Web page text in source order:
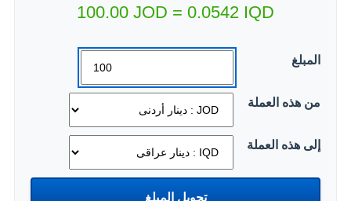
100.00 JOD = 0.0542 IQD
المبلغ
من هذه العملة
إلى هذه العملة